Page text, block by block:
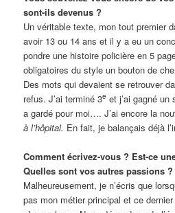
sont-ils devenus ?
Un véritable texte, mon tout premier
avoir 13 ou 14 ans et il y a eu un
pondre une histoire policière en 5
obligatoires du style un bouton de
Des mots qui devaient se retrouver
refus. J’ai terminé 3e et j’ai gagné un
a gardé pour moi…. J’ai encore la
à l’hôpital. En fait, je balançais déjà
Comment écrivez-vous ? Est-ce
Quelles sont vos autres passions ?
Malheureusement, je n’écris que
pas mon métier principal et ce